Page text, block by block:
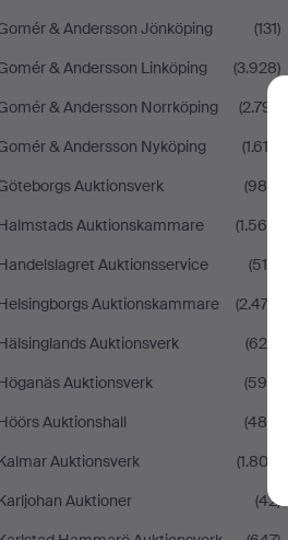
& Andersson Jönköping
(131)
& Andersson Linköping
(3.928)
& Andersson Norrköping
(2.791)
& Andersson Nyköping
(1.612)
Auktionsverk
(986)
Auktionskammare
(1.566)
Auktionsservice
(518)
Auktionskammare
(2.474)
Auktionsverk
(628)
Auktionsverk
(596)
Auktionshall
(484)
Auktionsverk
(1.802)
Auktioner
(42)